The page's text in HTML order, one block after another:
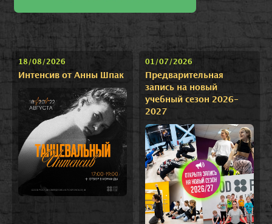
18/08/2026
Интенсив от Анны Шпак
01/07/2026
Предварительная
запись на новый
учебный сезон 2026-
2027